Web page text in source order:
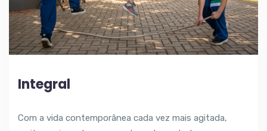
Integral
Com a vida contemporânea cada vez mais agitada,